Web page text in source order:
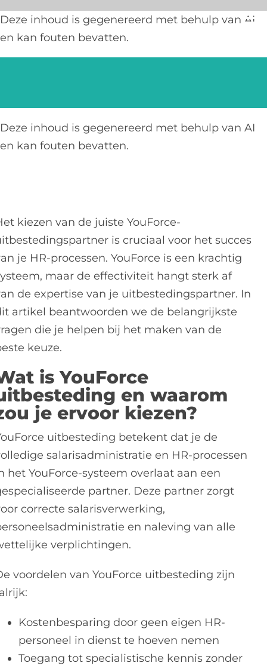
Ga
naar
inhoud
Deze inhoud is gegenereerd met behulp van AI
en kan fouten bevatten.
Deze inhoud is gegenereerd met behulp van AI
en kan fouten bevatten.
kiezen van de juiste YouForce-
is cruciaal voor het succes
je HR-processen. YouForce is een krachtig
maar de effectiviteit hangt sterk af
de expertise van je uitbestedingspartner. In
artikel beantwoorden we de belangrijkste
die je helpen bij het maken van de
keuze.
is YouForce
en waarom
je ervoor kiezen?
uitbesteding betekent dat je de
salarisadministratie en HR-processen
het YouForce-systeem overlaat aan een
partner. Deze partner zorgt
correcte salarisverwerking,
en naleving van alle
verplichtingen.
voordelen van YouForce uitbesteding zijn
Kostenbesparing door geen eigen HR-
personeel in dienst te hoeven nemen
Toegang tot specialistische kennis zonder